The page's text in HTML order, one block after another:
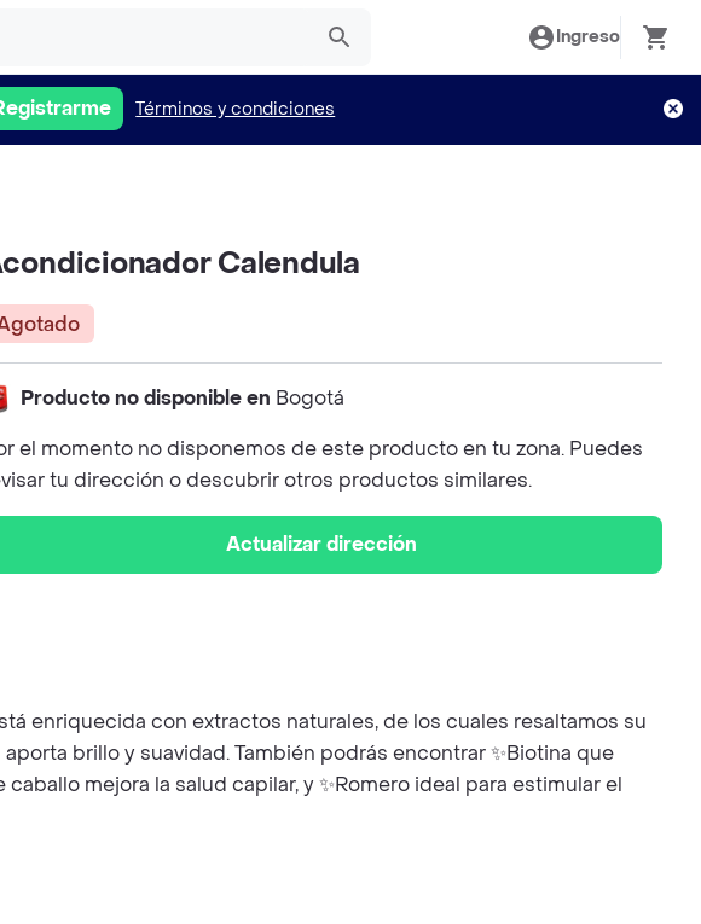
Ingreso
Términos y condiciones
Calendula
Producto no disponible en Bogotá
el momento no disponemos de este producto en tu zona. Puedes
tu dirección o descubrir otros productos similares.
Actualizar dirección
enriquecida con extractos naturales, de los cuales resaltamos su
brillo y suavidad. También podrás encontrar ✨Biotina que
mejora la salud capilar, y ✨Romero ideal para estimular el